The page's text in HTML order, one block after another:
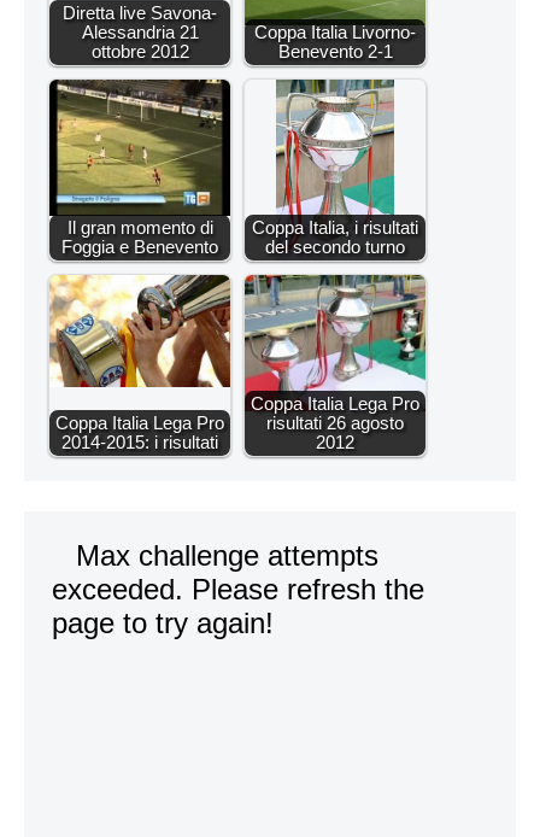
Diretta live Savona-
Alessandria 21
ottobre 2012
Coppa Italia Livorno-
Benevento 2-1
Il gran momento di
Foggia e Benevento
Coppa Italia, i risultati
del secondo turno
Coppa Italia Lega Pro
2014-2015: i risultati
Coppa Italia Lega Pro
risultati 26 agosto
2012